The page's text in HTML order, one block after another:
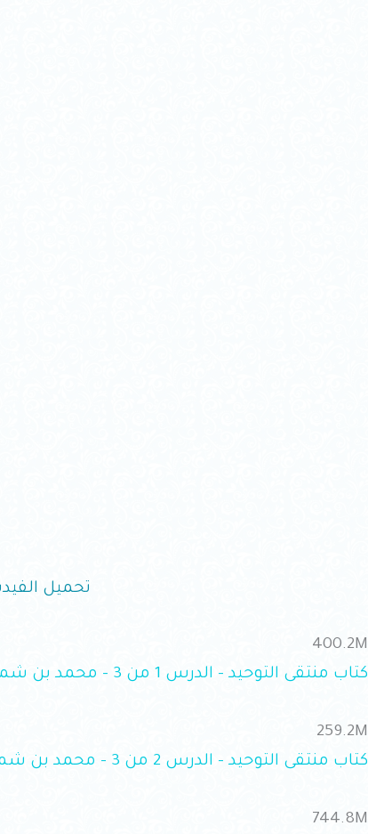
تحميل
400.2M
كتاب منتقى التوحيد – الدرس 1 من 3 – محمد بن شمس الدين.mp4
259.2M
كتاب منتقى التوحيد – الدرس 2 من 3 – محمد بن شمس الدين.mp4
744.8M